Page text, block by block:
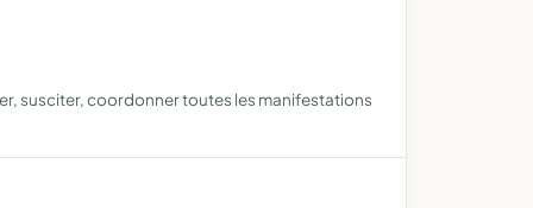
susciter, coordonner toutes les manifestations